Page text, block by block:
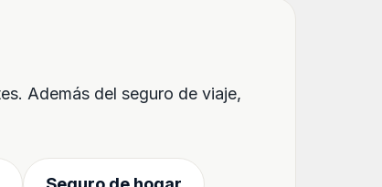
Además del seguro de viaje,